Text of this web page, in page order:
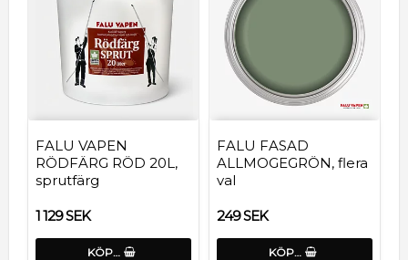
FALU VAPEN
RÖDFÄRG RÖD 20L,
sprutfärg
1 129 SEK
KÖP…
FALU FASAD
ALLMOGEGRÖN, flera
val
249 SEK
KÖP…